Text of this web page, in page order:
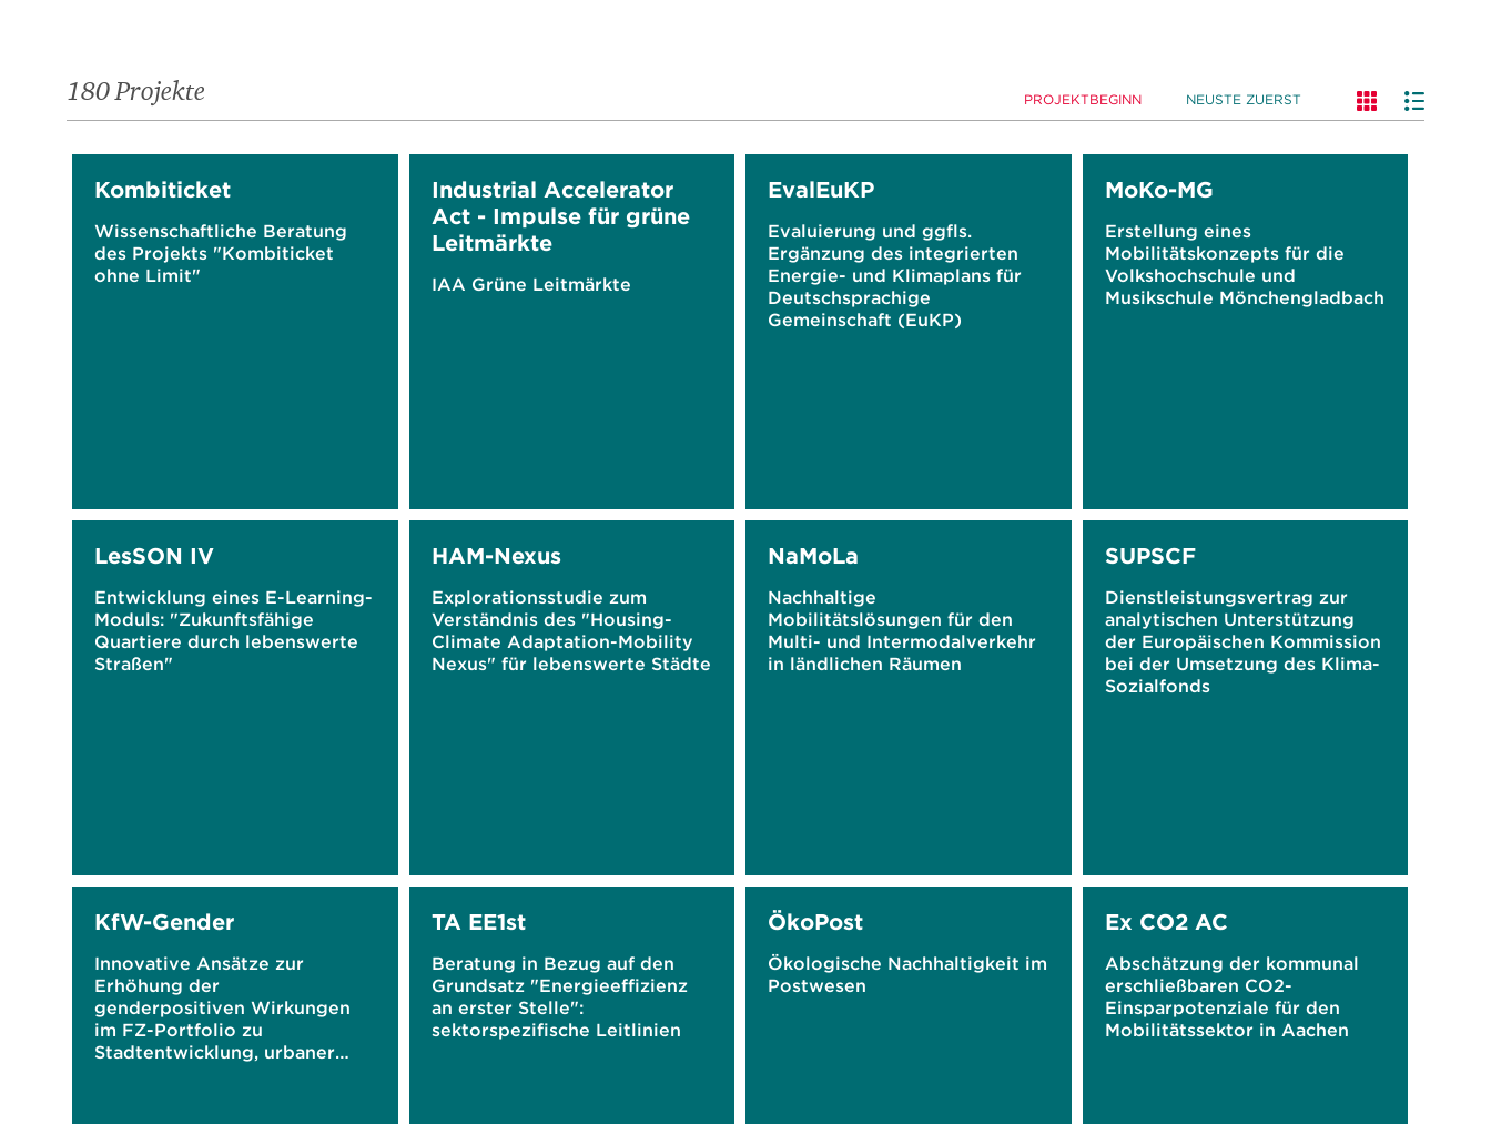
180 Projekte PROJEKTBEGINN NEUSTE ZUERST
Kombiticket
Wissenschaftliche Beratung
des Projekts "Kombiticket
ohne Limit"
Industrial Accelerator
Act - Impulse für grüne
Leitmärkte
IAA Grüne Leitmärkte
EvalEuKP
Evaluierung und ggfls.
Ergänzung des integrierten
Energie- und Klimaplans für
Deutschsprachige
Gemeinschaft (EuKP)
MoKo-MG
Erstellung eines
Mobilitätskonzepts für die
Volkshochschule und
Musikschule Mönchengladbach
LesSON IV
Entwicklung eines E-Learning-
Moduls: "Zukunftsfähige
Quartiere durch lebenswerte
Straßen"
HAM-Nexus
Explorationsstudie zum
Verständnis des "Housing-
Climate Adaptation-Mobility
Nexus" für lebenswerte Städte
NaMoLa
Nachhaltige
Mobilitätslösungen für den
Multi- und Intermodalverkehr
in ländlichen Räumen
SUPSCF
Dienstleistungsvertrag zur
analytischen Unterstützung
der Europäischen Kommission
bei der Umsetzung des Klima-
Sozialfonds
KfW-Gender
Innovative Ansätze zur
Erhöhung der
genderpositiven Wirkungen
im FZ-Portfolio zu
Stadtentwicklung, urbaner
TA EE1st
Beratung in Bezug auf den
Grundsatz "Energieeffizienz
an erster Stelle":
sektorspezifische Leitlinien
ÖkoPost
Ökologische Nachhaltigkeit im
Postwesen
Ex CO2 AC
Abschätzung der kommunal
erschließbaren CO2-
Einsparpotenziale für den
Mobilitätssektor in Aachen